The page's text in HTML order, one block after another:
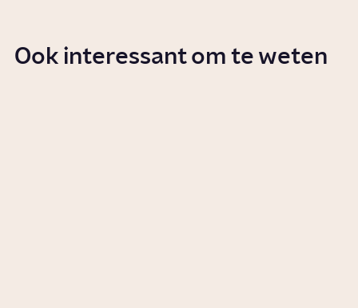
Ook interessant om te weten